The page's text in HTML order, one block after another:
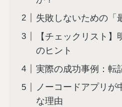
失敗しないための「
【チェックリスト
のヒント
実際の成功事例：転
ノーコードアプリが
な理由